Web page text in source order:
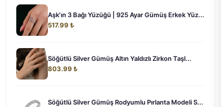
Aşk'ın 3 Bağı Yüzüğü | 925 Ayar Gümüş Erkek Yüz...
517.99 ₺
Söğütlü Silver Gümüş Altın Yaldızlı Zirkon Taşl...
803.99 ₺
Söğütlü Silver Gümüş Rodyumlu Pırlanta Modeli S...